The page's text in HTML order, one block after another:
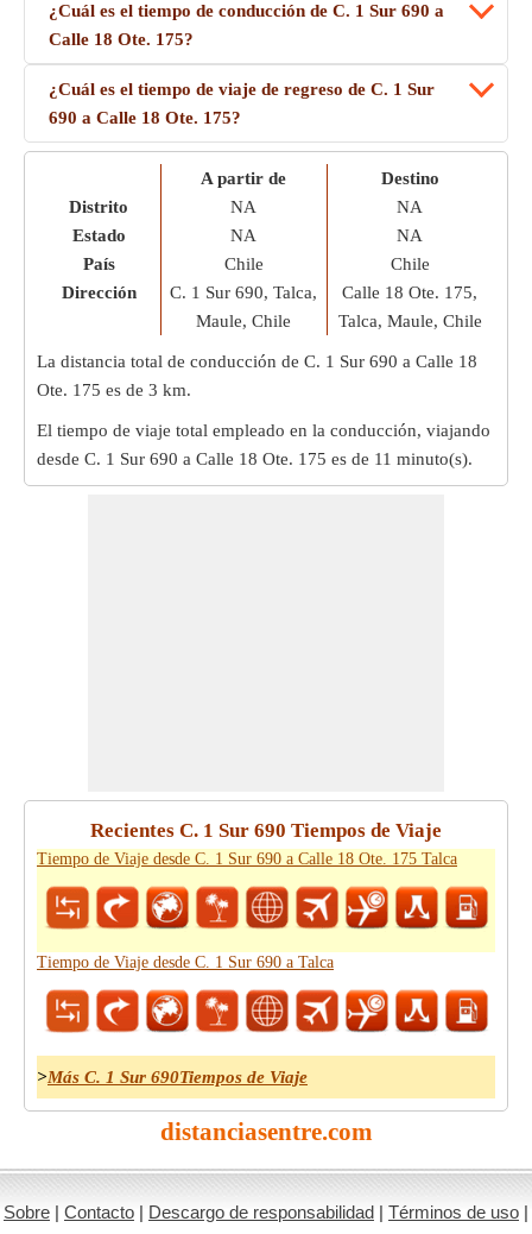
¿Cuál es el tiempo de conducción de C. 1 Sur 690 a
Calle 18 Ote. 175?
¿Cuál es el tiempo de viaje de regreso de C. 1 Sur
690 a Calle 18 Ote. 175?
Distrito
Estado
País
Dirección
A partir de
NA
NA
Chile
C. 1 Sur 690, Talca,
Maule, Chile
Destino
NA
NA
Chile
Calle 18 Ote. 175,
Talca, Maule, Chile
La distancia total de conducción de C. 1 Sur 690 a Calle 18
Ote. 175 es de 3 km.
El tiempo de viaje total empleado en la conducción, viajando
desde C. 1 Sur 690 a Calle 18 Ote. 175 es de 11 minuto(s).
Recientes C. 1 Sur 690 Tiempos de Viaje
Tiempo de Viaje desde C. 1 Sur 690 a Calle 18 Ote. 175 Talca
Tiempo de Viaje desde C. 1 Sur 690 a Talca
>Más C. 1 Sur 690Tiempos de Viaje
distanciasentre.com
Sobre | Contacto | Descargo de responsabilidad | Términos de uso |